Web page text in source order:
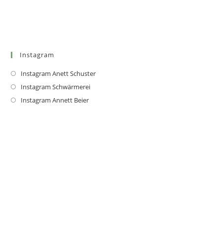
Instagram
Instagram Anett Schuster
Instagram Schwärmerei
Instagram Annett Beier